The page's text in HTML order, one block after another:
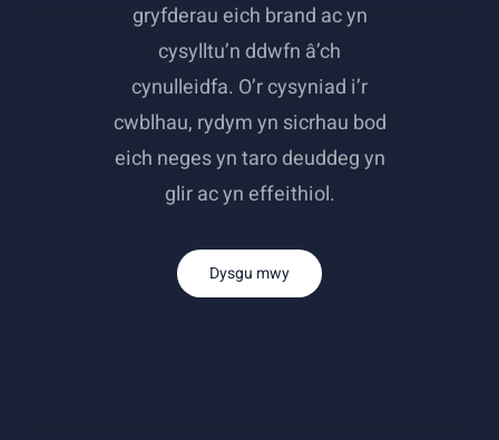
gryfderau eich brand ac yn
cysylltu’n ddwfn â’ch
cynulleidfa. O’r cysyniad i’r
cwblhau, rydym yn sicrhau bod
eich neges yn taro deuddeg yn
glir ac yn effeithiol.
Dysgu mwy